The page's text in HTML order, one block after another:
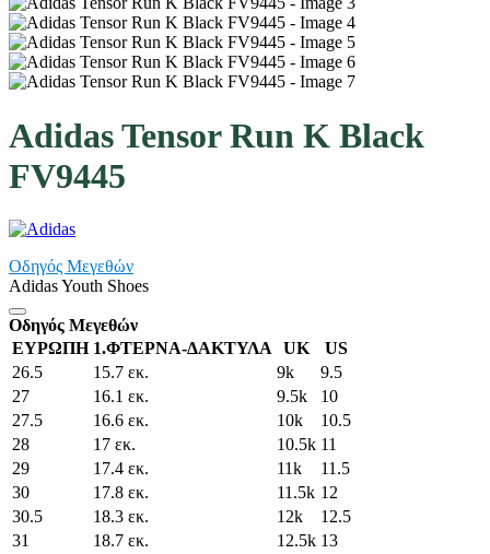
Adidas Tensor Run K Black
FV9445
Οδηγός Μεγεθών
Adidas Youth Shoes
Οδηγός Μεγεθών
ΕΥΡΩΠΗ 1.ΦΤΕΡΝΑ-ΔΑΚΤΥΛΑ UK
US
26.5
15.7 εκ. 9k
9.5
27
16.1 εκ. 9.5k
10
27.5
16.6 εκ. 10k
10.5
28
17 εκ. 10.5k 11
29
17.4 εκ. 11k
11.5
30
17.8 εκ. 11.5k 12
30.5
18.3 εκ. 12k
12.5
31
18.7 εκ. 12.5k 13